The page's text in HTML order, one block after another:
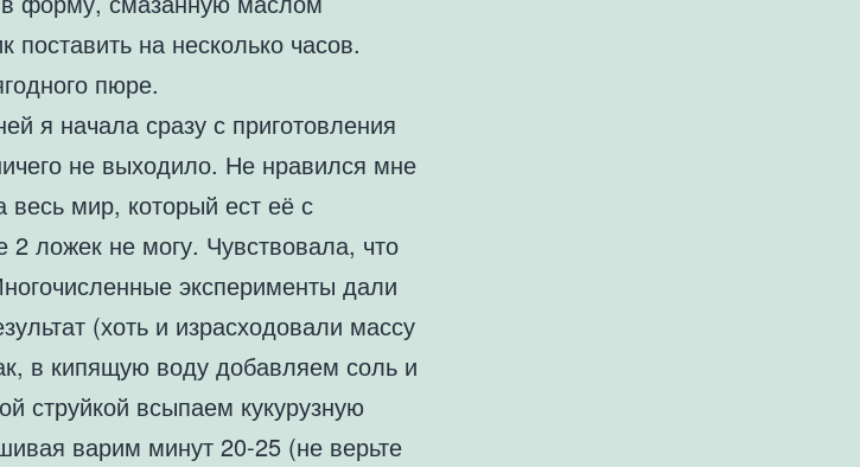
на несколько часов.
пюре.
я начала сразу с приготовления
не выходило. Не нравился мне
весь мир, который ест её с
ложек не могу. Чувствовала, что
эксперименты дали
(хоть и израсходовали массу
в кипящую воду добавляем соль и
струйкой всыпаем кукурузную
варим минут 20-25 (не верьте